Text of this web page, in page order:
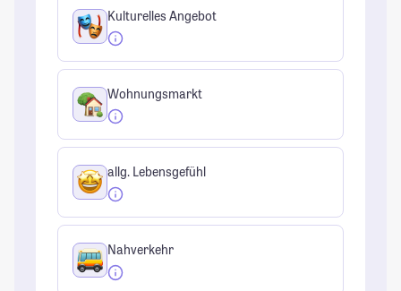
Kulturelles Angebot
Wohnungsmarkt
allg. Lebensgefühl
Nahverkehr